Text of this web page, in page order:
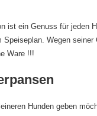
ist ein Genuss für jeden
Speiseplan. Wegen
Ware !!!
Hunden geben